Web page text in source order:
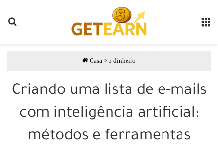
Casa > o dinheiro
Criando uma lista de e-mails
com inteligência artificial:
métodos e ferramentas